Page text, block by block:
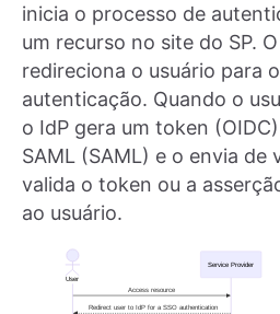
inicia o processo de
um recurso no site do SP.
redireciona o usuário para
autenticação. Quando o
o IdP gera um token
SAML (SAML) e o envia de
valida o token ou a
ao usuário.